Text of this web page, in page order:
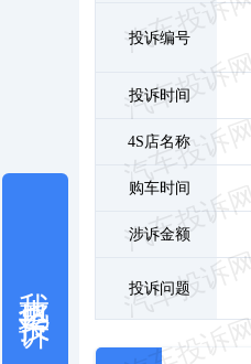
投诉编号
投诉时间
4S店名称
购车时间
涉诉金额
投诉问题